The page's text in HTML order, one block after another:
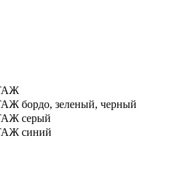
зеленый, черный
серый
синий